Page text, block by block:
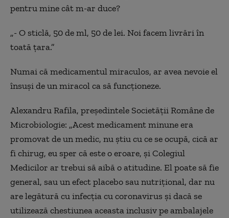
pentru mine cât m-ar duce?
„- O sticlă, 50 de ml, 50 de lei. Noi facem livrări în
toată țara.”
Numai că medicamentul miraculos, ar avea nevoie el
însuși de un miracol ca să funcționeze.
Alexandru Rafila, președintele Societății Române de
Microbiologie: „Acest medicament minune era
promovat de un medic, nu știu cu ce se ocupă, cică ar
fi chirug, eu sper că este o eroare, și Colegiul
Medicilor ar trebui să aibă o atitudine. El poate să fie
general, sau un efect placebo sau nutrițional, dar nu
are legătură cu infecția cu coronavirus și dacă se
utilizează chestiunea aceasta inclusiv pe ambalajele